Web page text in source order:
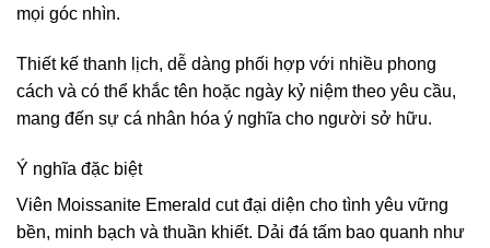
mọi góc nhìn.
Thiết kế thanh lịch, dễ dàng phối hợp với nhiều phong
cách và có thể khắc tên hoặc ngày kỷ niệm theo yêu cầu,
mang đến sự cá nhân hóa ý nghĩa cho người sở hữu.
Ý nghĩa đặc biệt
Viên Moissanite Emerald cut đại diện cho tình yêu vững
bền, minh bạch và thuần khiết. Dải đá tấm bao quanh như